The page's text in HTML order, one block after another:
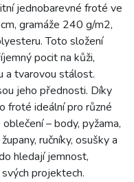
jednobarevné froté ve
gramáže 240 g/m2,
Toto složení
pocit na kůži,
a tvarovou stálost.
jeho přednosti. Díky
froté ideální pro různé
– body, pyžama,
ručníky, osušky a
hledají jemnost,
projektech.